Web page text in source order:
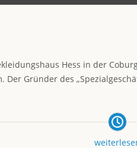
Hess in der
Der Gründer des